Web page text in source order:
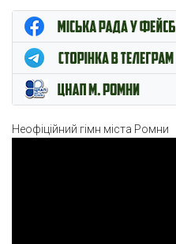
ЦНАП м. Ромни
Неофіційний гімн міста Ромни